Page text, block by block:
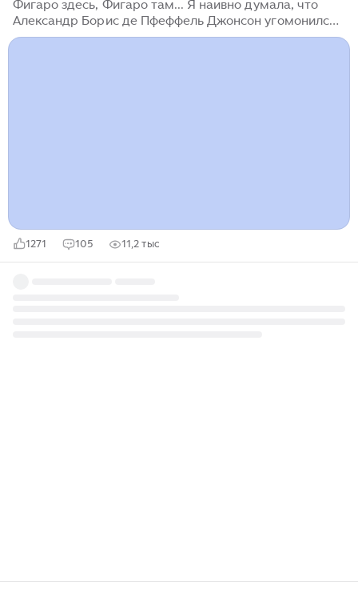
Фигаро здесь, Фигаро там... Я наивно думала, что
Александр Борис де Пфеффель Джонсон угомонился,
вернулся в свою первую профессию. Он же, вроде,
1271 105 11,2 тыс